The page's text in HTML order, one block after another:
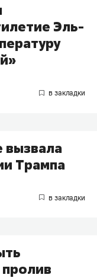
Эль-
вызвала
Трампа